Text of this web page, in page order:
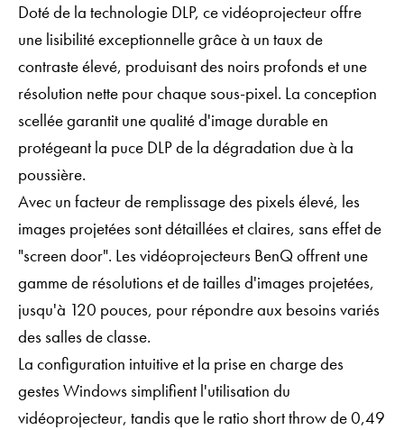
Doté de la technologie DLP, ce vidéoprojecteur offre
une lisibilité exceptionnelle grâce à un taux de
contraste élevé, produisant des noirs profonds et une
résolution nette pour chaque sous-pixel. La conception
scellée garantit une qualité d'image durable en
protégeant la puce DLP de la dégradation due à la
poussière.
Avec un facteur de remplissage des pixels élevé, les
images projetées sont détaillées et claires, sans effet de
"screen door". Les vidéoprojecteurs BenQ offrent une
gamme de résolutions et de tailles d'images projetées,
jusqu'à 120 pouces, pour répondre aux besoins variés
des salles de classe.
La configuration intuitive et la prise en charge des
gestes Windows simplifient l'utilisation du
vidéoprojecteur, tandis que le ratio short throw de 0,49